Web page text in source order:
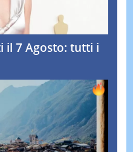
il 7 Agosto: tutti i